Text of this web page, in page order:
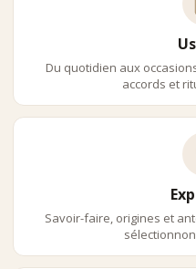
Du quotidien aux
accords et
Savoir-faire, origines et